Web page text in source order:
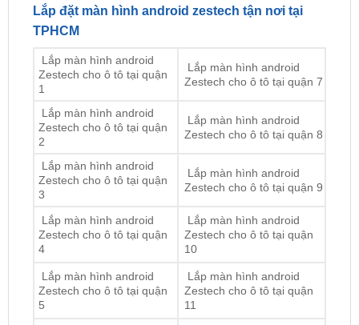
Lắp đặt màn hình android zestech tận nơi tại
TPHCM
Lắp màn hình android
Zestech cho ô tô tại quận
1
Lắp màn hình android
Zestech cho ô tô tại quận 7
Lắp màn hình android
Zestech cho ô tô tại quận
2
Lắp màn hình android
Zestech cho ô tô tại quận 8
Lắp màn hình android
Zestech cho ô tô tại quận
3
Lắp màn hình android
Zestech cho ô tô tại quận 9
Lắp màn hình android
Zestech cho ô tô tại quận
4
Lắp màn hình android
Zestech cho ô tô tại quận
10
Lắp màn hình android
Zestech cho ô tô tại quận
5
Lắp màn hình android
Zestech cho ô tô tại quận
11